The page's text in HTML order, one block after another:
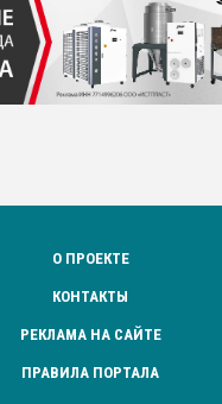
О ПРОЕКТЕ
КОНТАКТЫ
РЕКЛАМА НА САЙТЕ
ПРАВИЛА ПОРТАЛА